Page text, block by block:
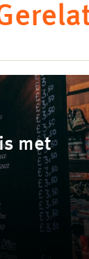
met